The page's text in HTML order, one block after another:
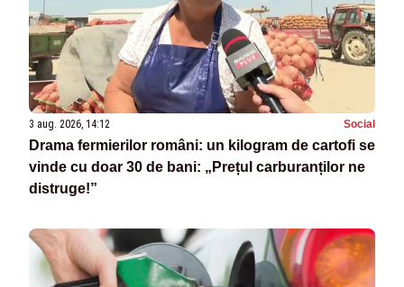
3 aug. 2026, 14:12 Social
Drama fermierilor români: un kilogram de cartofi se
vinde cu doar 30 de bani: „Prețul carburanților ne
distruge!”